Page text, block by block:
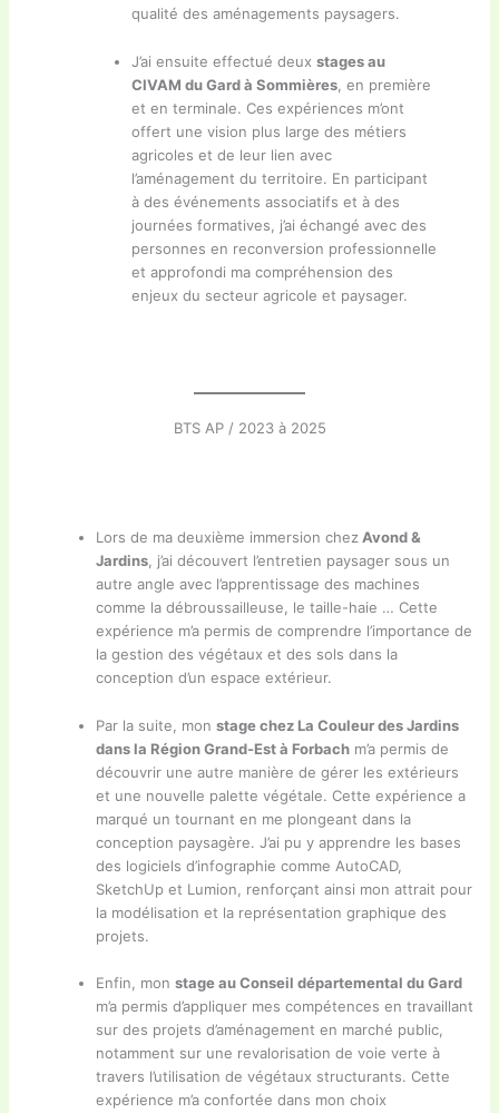
qualité des aménagements paysagers.
J’ai ensuite effectué deuxstages au
CIVAM du Gard à Sommières , en première
et en terminale. Ces expériences m’ont
offert une vision plus large des métiers
agricoles et de leur lien avec
l’aménagement du territoire. En participant
à des événements associatifs et à des
journées formatives, j’ai échangé avec des
personnes en reconversion professionnelle
et approfondi ma compréhension des
enjeux du secteur agricole et paysager.
BTS AP / 2023 à 2025
Lors de ma deuxième immersion chez Avond &
Jardins , j’ai découvert l’entretien paysager sous un
autre angle avec l’apprentissage des machines
comme la débroussailleuse, le taille-haie … Cette
expérience m’a permis de comprendre l’importance de
la gestion des végétaux et des sols dans la
conception d’un espace extérieur.
Par la suite, monstage chez La Couleur des Jardins
dans la Région Grand-Est à Forbach m’a permis de
découvrir une autre manière de gérer les extérieurs
et une nouvelle palette végétale. Cette expérience a
marqué un tournant en me plongeant dans la
conception paysagère. J’ai pu y apprendre les bases
des logiciels d’infographie comme AutoCAD,
SketchUp et Lumion, renforçant ainsi mon attrait pour
la modélisation et la représentation graphique des
projets.
Enfin, monstage au Conseil départemental du Gard
m’a permis d’appliquer mes compétences en travaillant
sur des projets d’aménagement en marché public,
notamment sur une revalorisation de voie verte à
travers l’utilisation de végétaux structurants. Cette
expérience m’a confortée dans mon choix